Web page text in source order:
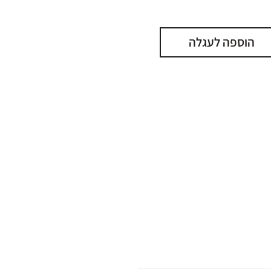
הוספה לעגלה